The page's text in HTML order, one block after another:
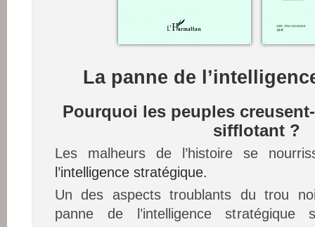
La panne de
Pourquoi les peuples
sifflotant ?
Les malheurs de l’histoire se
l’intelligence stratégique.
Un des aspects troublants du trou
panne de l’intelligence stratégique